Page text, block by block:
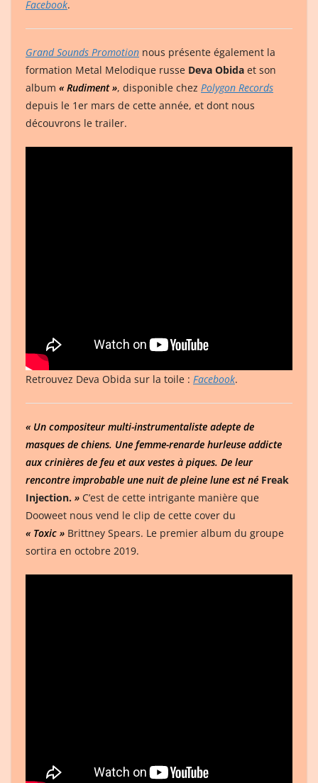
Facebook.
Grand Sounds Promotion nous présente également la
formation Metal Melodique russe Deva Obida et son
album « Rudiment », disponible chez Polygon Records
depuis le 1er mars de cette année, et dont nous
découvrons le trailer.
Retrouvez Deva Obida sur la toile : Facebook.
« Un compositeur multi-instrumentaliste adepte de
masques de chiens. Une femme-renarde hurleuse addicte
aux crinières de feu et aux vestes à piques. De leur
rencontre improbable une nuit de pleine lune est né Freak
Injection. » C’est de cette intrigante manière que
Dooweet nous vend le clip de cette cover du
« Toxic » Brittney Spears. Le premier album du groupe
sortira en octobre 2019.